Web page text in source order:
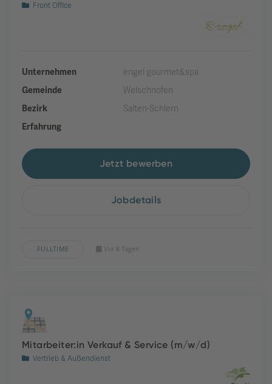
Front Office
Unternehmen
engel gourmet&spa
Gemeinde
Welschnofen
Bezirk
Salten-Schlern
Erfahrung
Jetzt bewerben
Jobdetails
FULLTIME Vor 8 Tagen
Mitarbeiter:in Verkauf & Service (m/w/d)
Vertrieb & Außendienst